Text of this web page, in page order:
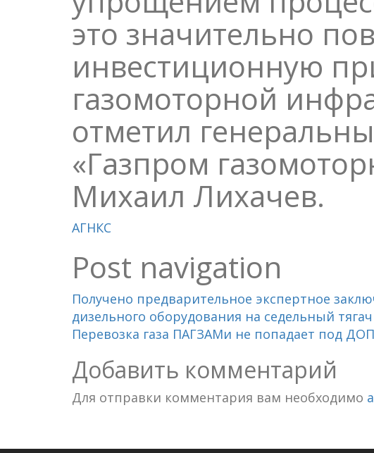
это значительно
инвестиционную
газомоторной
отметил
«Газпром
Михаил Лихачев.
АГНКС
Post navigation
Получено предварительное экспертное
дизельного оборудования на седельный
Перевозка газа ПАГЗАМи не попадает под
Добавить комментарий
Для отправки комментария вам необходимо